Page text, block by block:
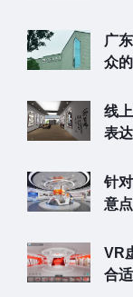
广
众
线
表
针
意
VR
合